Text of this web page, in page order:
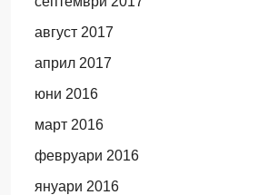
август 2017
април 2017
юни 2016
март 2016
февруари 2016
януари 2016